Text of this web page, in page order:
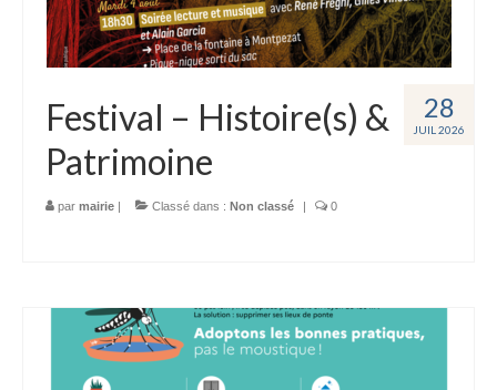
28
JUIL 2026
Festival – Histoire(s) &
Patrimoine
par mairie | Classé dans : Non classé | 0